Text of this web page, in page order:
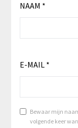
NAAM *
E-MAIL *
Bewaar mijn
volgende keer